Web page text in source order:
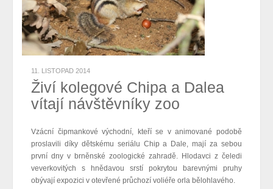
11. LISTOPAD 2014
Živí kolegové Chipa a Dalea
vítají návštěvníky zoo
Vzácní čipmankové východní, kteří se v animované podobě
proslavili díky dětskému seriálu Chip a Dale, mají za sebou
první dny v brněnské zoologické zahradě. Hlodavci z čeledi
veverkovitých s hnědavou srstí pokrytou barevnými pruhy
obývají expozici v otevřené průchozí voliéře orla bělohlavého.